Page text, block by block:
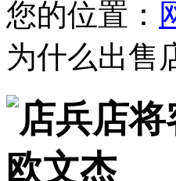
您的位置：
为什么出售